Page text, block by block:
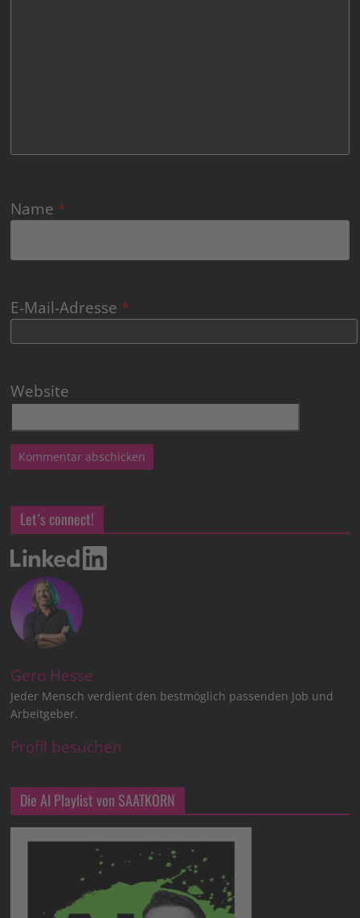
Name *
E-Mail-Adresse *
Website
Let’s connect!
Gero Hesse
Jeder Mensch verdient den bestmöglich passenden Job und
Arbeitgeber.
Profil besuchen
Die AI Playlist von SAATKORN